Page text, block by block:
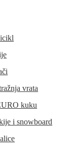
vrata
kuku
i snowboard